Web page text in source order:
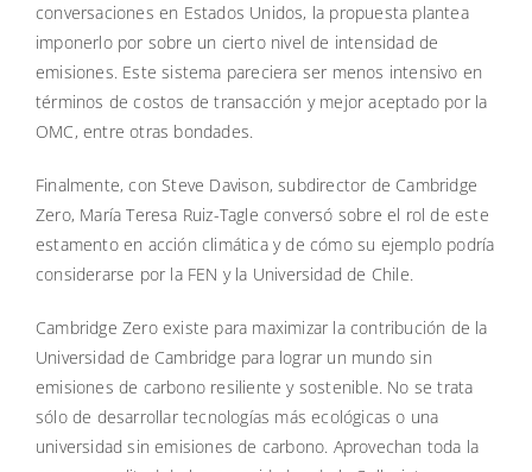
conversaciones en Estados Unidos, la propuesta plantea
imponerlo por sobre un cierto nivel de intensidad de
emisiones. Este sistema pareciera ser menos intensivo en
términos de costos de transacción y mejor aceptado por la
OMC, entre otras bondades.
Finalmente, con Steve Davison, subdirector de Cambridge
Zero, María Teresa Ruiz-Tagle conversó sobre el rol de este
estamento en acción climática y de cómo su ejemplo podría
considerarse por la FEN y la Universidad de Chile.
Cambridge Zero existe para maximizar la contribución de la
Universidad de Cambridge para lograr un mundo sin
emisiones de carbono resiliente y sostenible. No se trata
sólo de desarrollar tecnologías más ecológicas o una
universidad sin emisiones de carbono. Aprovechan toda la